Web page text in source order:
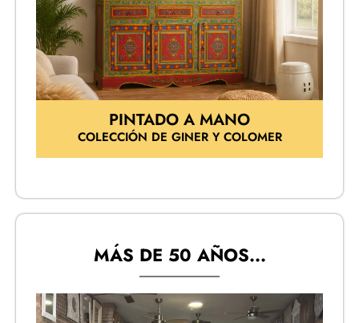
PINTADO A MANO
COLECCIÓN DE GINER Y COLOMER
MÁS DE 50 AÑOS...